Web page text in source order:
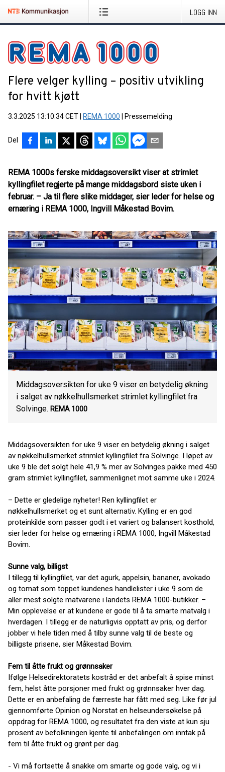
LOGG INN
Flere velger kylling – positiv utvikling
for hvitt kjøtt
3.3.2025 13:10:34 CET REMA 1000 Pressemelding
Del
REMA 1000s ferske middagsoversikt viser at strimlet
kyllingfilet regjerte på mange middagsbord siste uken i
februar. – Ja til flere slike middager, sier leder for helse og
ernæring i REMA 1000, Ingvill Måkestad Bovim.
Middagsoversikten for uke 9 viser en betydelig økning
i salget av nøkkelhullsmerket strimlet kyllingfilet fra
Solvinge. REMA 1000
Middagsoversikten for uke 9 viser en betydelig økning i salget
av nøkkelhullsmerket strimlet kyllingfilet fra Solvinge. I løpet av
uke 9 ble det solgt hele 41,9 % mer av Solvinges pakke med 450
gram strimlet kyllingfilet, sammenlignet mot samme uke i 2024.
– Dette er gledelige nyheter! Ren kyllingfilet er
nøkkelhullsmerket og et sunt alternativ. Kylling er en god
proteinkilde som passer godt i et variert og balansert kosthold,
sier leder for helse og ernæring i REMA 1000, Ingvill Måkestad
Bovim.
Sunne valg, billigst
I tillegg til kyllingfilet, var det agurk, appelsin, bananer, avokado
og tomat som toppet kundenes handlelister i uke 9 som de
aller mest solgte matvarene i landets REMA 1000-butikker. –
Min opplevelse er at kundene er gode til å ta smarte matvalg i
hverdagen. I tillegg er de naturligvis opptatt av pris, og derfor
jobber vi hele tiden med å tilby sunne valg til de beste og
billigste prisene, sier Måkestad Bovim.
Fem til åtte frukt og grønnsaker
Ifølge Helsedirektoratets kostråd er det anbefalt å spise minst
fem, helst åtte porsjoner med frukt og grønnsaker hver dag.
Dette er en anbefaling de færreste har fått med seg. Like før jul
gjennomførte Opinion og Norstat en helseundersøkelse på
oppdrag for REMA 1000, og resultatet fra den viste at kun sju
prosent av befolkningen kjente til anbefalingen om inntak på
fem til åtte frukt og grønt per dag.
- Vi må fortsette å snakke om smarte og gode valg, og vi i